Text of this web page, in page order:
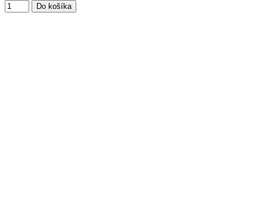
Do košíka